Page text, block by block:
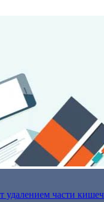
удалением части